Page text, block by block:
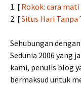
1. [ Rokok: cara
2. [Situs Hari Tanpa
Sehubungan
Sedunia 2006 yang
kami, penulis blog
bermaksud untuk